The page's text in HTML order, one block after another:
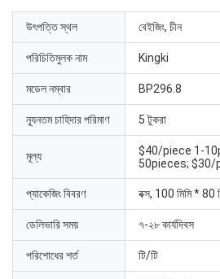
উৎপত্তি স্থল বেইজিং, চীন
পরিচিতিমুলক নাম Kingki
মডেল নম্বার BP296.8
ন্যূনতম চাহিদার পরিমাণ 5 টুকরা
মূল্য
$40/piece 1-
50pieces; $30/
প্যাকেজিং বিবরণ বক্স, 100 মিমি * 80
ডেলিভারি সময় ৭-২৮ কার্যদিবস
পরিশোধের শর্ত টি/টি